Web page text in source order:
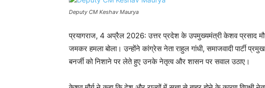
Deputy CM Keshav Maurya
प्रयागराज, 4 अप्रैल 2026: उत्तर प्रदेश के उपमुख्यमंत्री केशव प्रसाद
जमकर हमला बोला। उन्होंने कांग्रेस नेता राहुल गांधी, समाजवादी पार्टी
बनर्जी को निशाने पर लेते हुए उनके नेतृत्व और शासन पर सवाल उठाए।